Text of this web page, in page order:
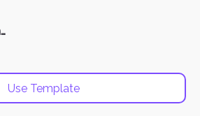
Property Management Agreement
Use Template